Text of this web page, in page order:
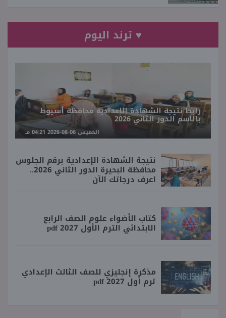
♥ ترند اليوم
رابط نتيجة الشهادة الإعدادية محافظة أسيوط
بالاسم الدور الثاني 2026
الخميس 06-08-2026 04:21 مـ
نتيجة الشهادة الإعدادية برقم الجلوس
محافظة البحيرة الدور الثاني 2026..
اعرف درجاتك الآن
كتاب الأضواء علوم الصف الرابع
الابتدائي الترم الأول 2027 pdf
مذكرة إنجليزي للصف الثالث الإعدادي
ترم أول 2027 pdf